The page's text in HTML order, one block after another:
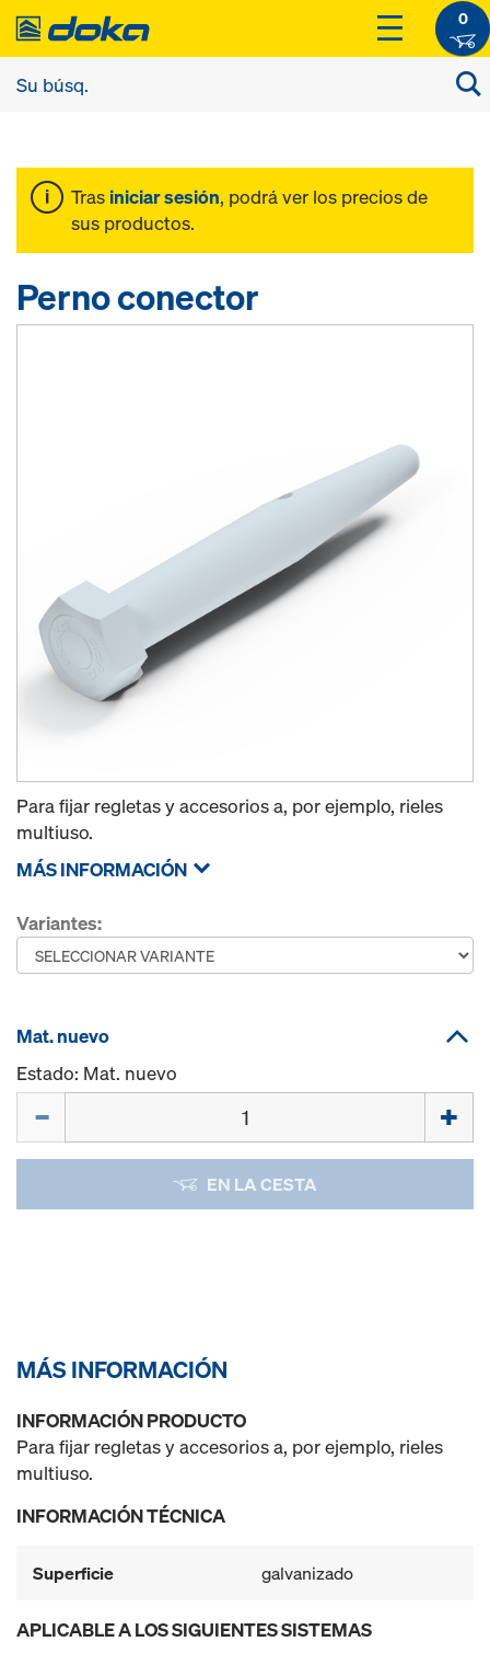
0
Tras iniciar sesión, podrá ver los precios de
sus productos.
Perno conector
Para fijar regletas y accesorios a, por ejemplo, rieles
multiuso.
MÁS INFORMACIÓN
Variantes:
Mat. nuevo
Estado: Mat. nuevo
EN LA CESTA
MÁS INFORMACIÓN
INFORMACIÓN PRODUCTO
Para fijar regletas y accesorios a, por ejemplo, rieles
multiuso.
INFORMACIÓN TÉCNICA
Superficie galvanizado
APLICABLE A LOS SIGUIENTES SISTEMAS